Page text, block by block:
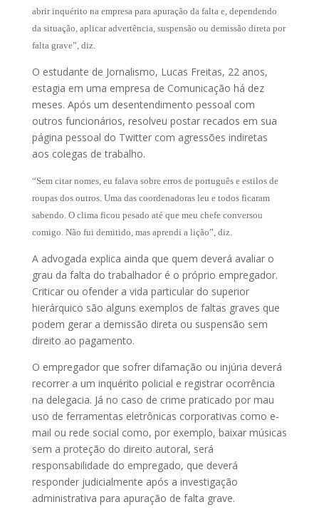
abrir inquérito na empresa para apuração da falta e, dependendo
da situação, aplicar advertência, suspensão ou demissão direta por
falta grave”, diz.
O estudante de Jornalismo, Lucas Freitas, 22 anos,
estagia em uma empresa de Comunicação há dez
meses. Após um desentendimento pessoal com
outros funcionários, resolveu postar recados em sua
página pessoal do Twitter com agressões indiretas
aos colegas de trabalho.
“Sem citar nomes, eu falava sobre erros de português e estilos de
roupas dos outros. Uma das coordenadoras leu e todos ficaram
sabendo. O clima ficou pesado até que meu chefe conversou
comigo. Não fui demitido, mas aprendi a lição”, diz.
A advogada explica ainda que quem deverá avaliar o
grau da falta do trabalhador é o próprio empregador.
Criticar ou ofender a vida particular do superior
hierárquico são alguns exemplos de faltas graves que
podem gerar a demissão direta ou suspensão sem
direito ao pagamento.
O empregador que sofrer difamação ou injúria deverá
recorrer a um inquérito policial e registrar ocorrência
na delegacia. Já no caso de crime praticado por mau
uso de ferramentas eletrônicas corporativas como e-
mail ou rede social como, por exemplo, baixar músicas
sem a proteção do direito autoral, será
responsabilidade do empregado, que deverá
responder judicialmente após a investigação
administrativa para apuração de falta grave.